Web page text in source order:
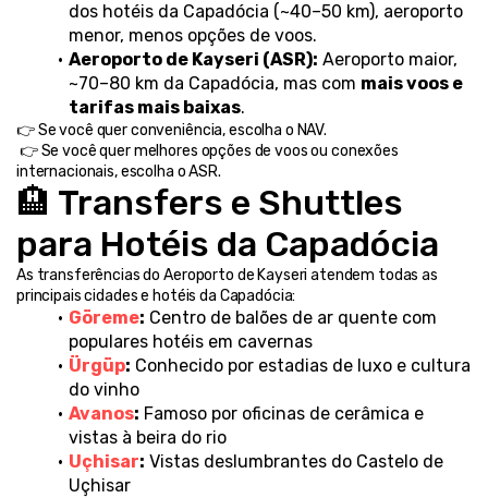
dos hotéis da Capadócia (~40–50 km), aeroporto
menor, menos opções de voos.
Aeroporto de Kayseri (ASR): Aeroporto maior,
~70–80 km da Capadócia, mas com mais voos e
tarifas mais baixas.
👉 Se você quer conveniência, escolha o NAV.
internacionais, escolha o ASR.
🏨 Transfers e Shuttles
para Hotéis da Capadócia
As transferências do Aeroporto de Kayseri atendem todas as
principais cidades e hotéis da Capadócia:
Göreme: Centro de balões de ar quente com
populares hotéis em cavernas
Ürgüp: Conhecido por estadias de luxo e cultura
do vinho
Avanos: Famoso por oficinas de cerâmica e
vistas à beira do rio
Uçhisar: Vistas deslumbrantes do Castelo de
Uçhisar